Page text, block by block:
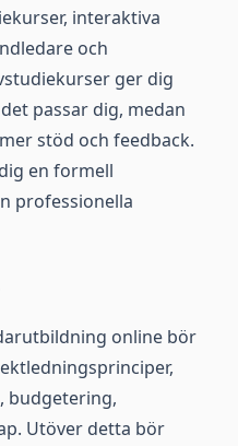
interaktiva
och
ger dig
passar dig, medan
stöd och feedback.
en formell
professionella
online bör
budgetering,
Utöver detta bör